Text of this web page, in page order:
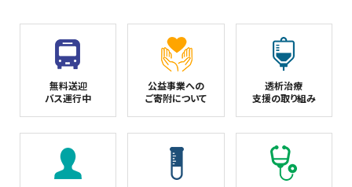
無料送迎
バス運行中
公益事業への
ご寄附について
透析治療
支援の取り組み